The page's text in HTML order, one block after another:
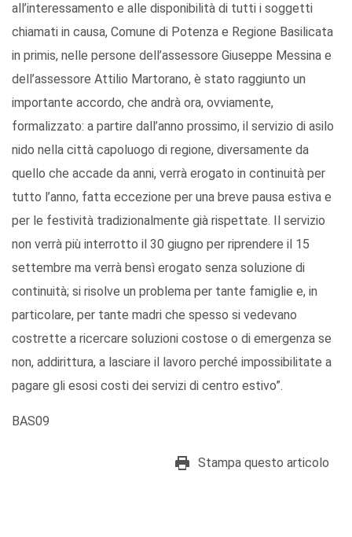
all’interessamento e alle disponibilità di tutti i soggetti
chiamati in causa, Comune di Potenza e Regione Basilicata
in primis, nelle persone dell’assessore Giuseppe Messina e
dell’assessore Attilio Martorano, è stato raggiunto un
importante accordo, che andrà ora, ovviamente,
formalizzato: a partire dall’anno prossimo, il servizio di asilo
nido nella città capoluogo di regione, diversamente da
quello che accade da anni, verrà erogato in continuità per
tutto l’anno, fatta eccezione per una breve pausa estiva e
per le festività tradizionalmente già rispettate. Il servizio
non verrà più interrotto il 30 giugno per riprendere il 15
settembre ma verrà bensì erogato senza soluzione di
continuità; si risolve un problema per tante famiglie e, in
particolare, per tante madri che spesso si vedevano
costrette a ricercare soluzioni costose o di emergenza se
non, addirittura, a lasciare il lavoro perché impossibilitate a
pagare gli esosi costi dei servizi di centro estivo”.
BAS09
Stampa questo articolo